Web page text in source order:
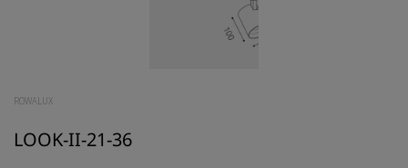
ROWALUX
LOOK-II-21-36